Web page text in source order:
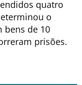
quatro
o
bens de 10
prisões.